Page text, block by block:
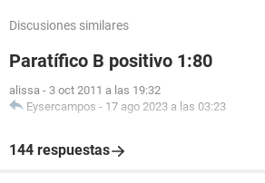
Discusiones similares
Paratífico B positivo 1:80
alissa - 3 oct 2011 a las 19:32
Eysercampos - 17 ago 2023 a las 03:23
144 respuestas